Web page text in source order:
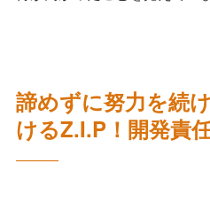
諦めずに努力を続
けるZ.I.P！開発責
―――